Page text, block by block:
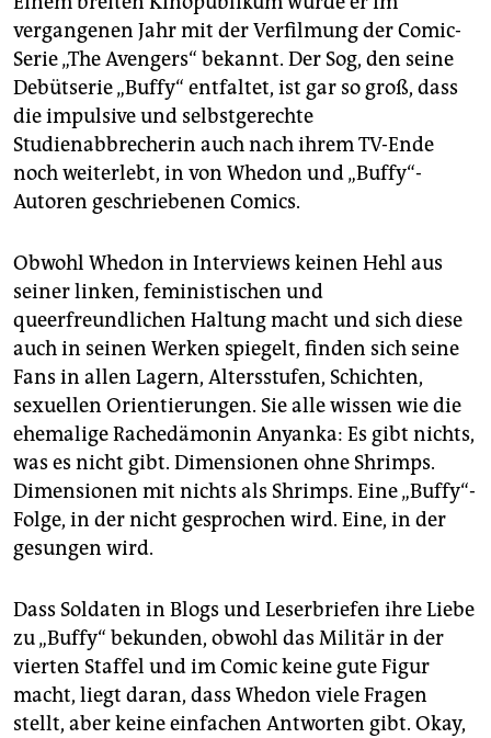
vergangenen Jahr mit der Verfilmung der Comic-
Serie „The Avengers“ bekannt. Der Sog, den seine
Debütserie „Buffy“ entfaltet, ist gar so groß, dass
die impulsive und selbstgerechte
Studienabbrecherin auch nach ihrem TV-Ende
noch weiterlebt, in von Whedon und „Buffy“-
Autoren geschriebenen Comics.
Obwohl Whedon in Interviews keinen Hehl aus
seiner linken, feministischen und
queerfreundlichen Haltung macht und sich diese
auch in seinen Werken spiegelt, finden sich seine
Fans in allen Lagern, Altersstufen, Schichten,
sexuellen Orientierungen. Sie alle wissen wie die
ehemalige Rachedämonin Anyanka: Es gibt nichts,
was es nicht gibt. Dimensionen ohne Shrimps.
Dimensionen mit nichts als Shrimps. Eine „Buffy“-
Folge, in der nicht gesprochen wird. Eine, in der
gesungen wird.
Dass Soldaten in Blogs und Leserbriefen ihre Liebe
zu „Buffy“ bekunden, obwohl das Militär in der
vierten Staffel und im Comic keine gute Figur
macht, liegt daran, dass Whedon viele Fragen
stellt, aber keine einfachen Antworten gibt. Okay,